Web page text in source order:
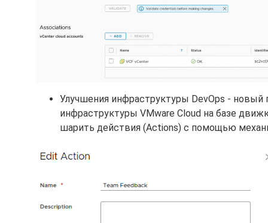
Улучшения инфраструктуры DevOps - новый
инфраструктуры VMware Cloud на базе
шарить действия (Actions) с помощью